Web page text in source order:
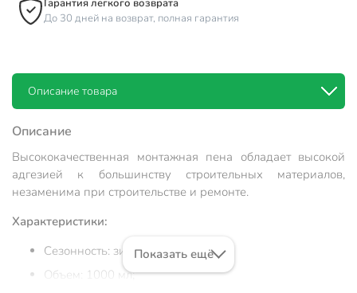
До 30 дней на возврат, полная гарантия
Описание товара
Описание
Высококачественная монтажная пена обладает высокой
адгезией к большинству строительных материалов,
незаменима при строительстве и ремонте.
Характеристики:
Сезонность: зимняя;
Объем: 1000 мл;
Показать ещё